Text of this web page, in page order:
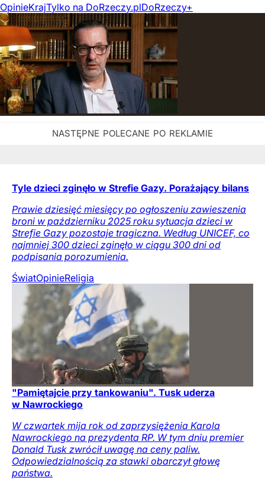
OpinieKrajTylko na DoRzeczy.plDoRzeczy+
Tyle dzieci zginęło w Strefie Gazy. Porażający bilans
Prawie dziesięć miesięcy po ogłoszeniu zawieszenia
broni w październiku 2025 roku sytuacja dzieci w
Strefie Gazy pozostaje tragiczna. Według UNICEF, co
najmniej 300 dzieci zginęło w ciągu 300 dni od
podpisania porozumienia.
ŚwiatOpinieReligia
"Pamiętajcie przy tankowaniu". Tusk uderza
w Nawrockiego
W czwartek mija rok od zaprzysiężenia Karola
Nawrockiego na prezydenta RP. W tym dniu premier
Donald Tusk zwrócił uwagę na ceny paliw.
Odpowiedzialnością za stawki obarczył głowę
państwa.